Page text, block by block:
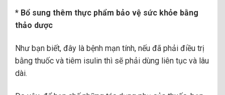
* Bổ sung thêm thực phẩm bảo vệ sức khỏe bằng
thảo dược
Như bạn biết, đây là bệnh mạn tính, nếu đã phải điều trị
bằng thuốc và tiêm isulin thì sẽ phải dùng liên tục và lâu
dài.